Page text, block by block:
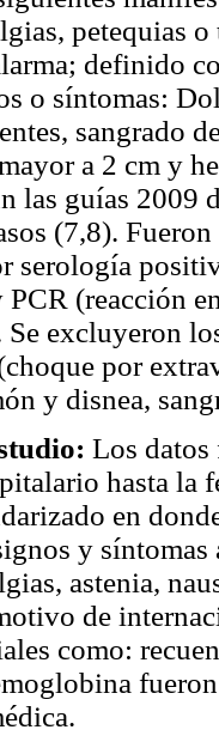
petequias
definido
o síntomas:
sangrado
a 2 cm y
las guías 2009
(7,8).
serología
(reacción
Se excluyeron
por
y disnea,
Los datos
hasta la
en
y
astenia,
de
como: